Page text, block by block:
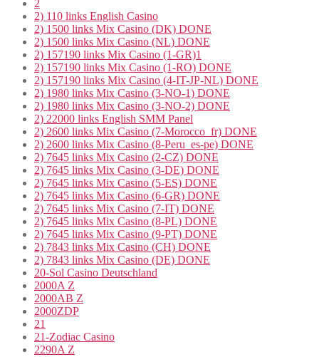
2
2) 110 links English Casino
2) 1500 links Mix Casino (DK) DONE
2) 1500 links Mix Casino (NL) DONE
2) 157190 links Mix Casino (1-GR)1
2) 157190 links Mix Casino (1-RO) DONE
2) 157190 links Mix Casino (4-IT-JP-NL) DONE
2) 1980 links Mix Casino (3-NO-1) DONE
2) 1980 links Mix Casino (3-NO-2) DONE
2) 22000 links English SMM Panel
2) 2600 links Mix Casino (7-Morocco_fr) DONE
2) 2600 links Mix Casino (8-Peru_es-pe) DONE
2) 7645 links Mix Casino (2-CZ) DONE
2) 7645 links Mix Casino (3-DE) DONE
2) 7645 links Mix Casino (5-ES) DONE
2) 7645 links Mix Casino (6-GR) DONE
2) 7645 links Mix Casino (7-IT) DONE
2) 7645 links Mix Casino (8-PL) DONE
2) 7645 links Mix Casino (9-PT) DONE
2) 7843 links Mix Casino (CH) DONE
2) 7843 links Mix Casino (DE) DONE
20-Sol Casino Deutschland
2000A Z
2000AB Z
2000ZDP
21
21-Zodiac Casino
2290A Z